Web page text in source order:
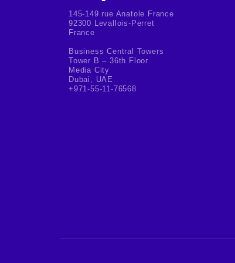
145-149 rue Anatole France
92300 Levallois-Perret
France
Business Central Towers
Tower B – 36th Floor
Media City
Dubai, UAE
+971-55-11-76568